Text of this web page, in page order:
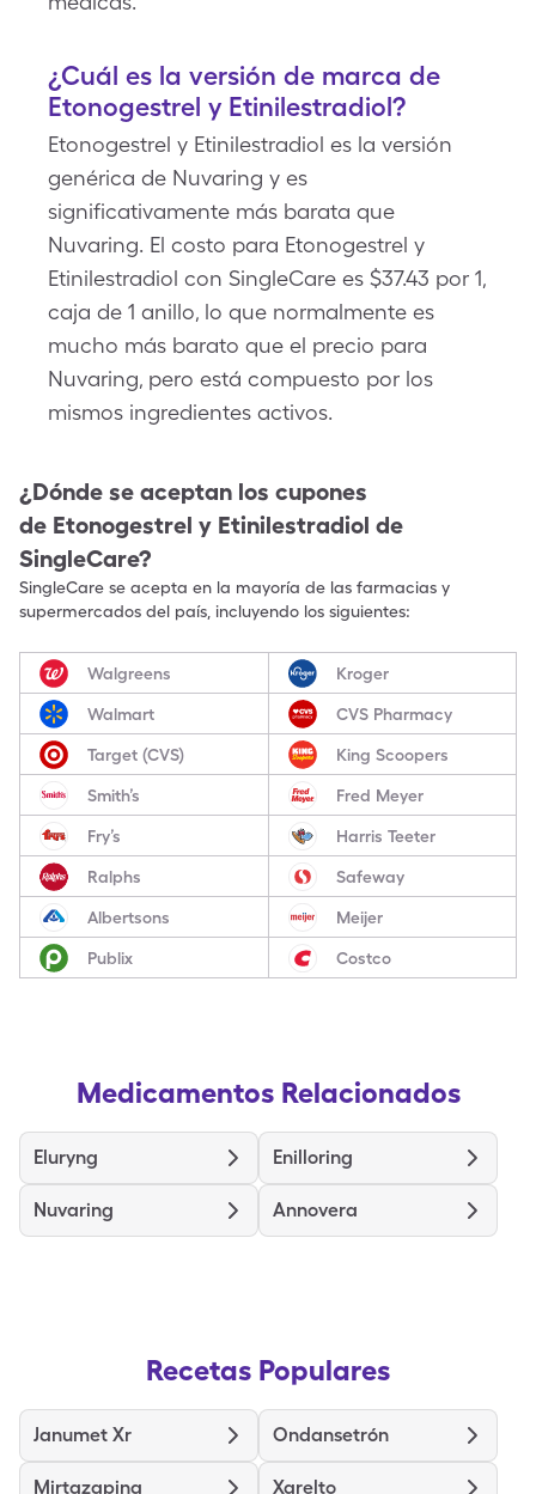
¿Cuál es la versión de marca de
Etonogestrel y Etinilestradiol?
Etonogestrel y Etinilestradiol es la versión
genérica de Nuvaring y es
significativamente más barata que
Nuvaring. El costo para Etonogestrel y
Etinilestradiol con SingleCare es $37.43 por 1,
caja de 1 anillo, lo que normalmente es
mucho más barato que el precio para
Nuvaring, pero está compuesto por los
mismos ingredientes activos.
¿Dónde se aceptan los cupones
de Etonogestrel y Etinilestradiol de
SingleCare?
SingleCare se acepta en la mayoría de las farmacias y
supermercados del país, incluyendo los siguientes:
Walgreens Kroger
Walmart CVS Pharmacy
Target (CVS) King Scoopers
Smith’s Fred Meyer
Fry’s Harris Teeter
Ralphs Safeway
Albertsons Meijer
Publix Costco
Medicamentos Relacionados
Eluryng Enilloring
Nuvaring Annovera
Recetas Populares
Janumet Xr Ondansetrón
Mirtazapina Xarelto